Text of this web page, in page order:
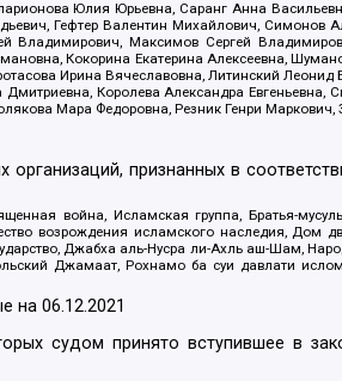
Юлия Юрьевна, Саранг Анна
Гефтер Валентин Михайлович, Симонов
Максимов Сергей
Кокорина Екатерина Алексеевна,
Ирина Вячеславовна, Литинский
Королева Александра
Мара Федоровна, Резник Генри Маркович,
признанных в
война, Исламская группа, Братья-
возрождения исламского наследия,
Джабха аль-Нусра ли-Ахль аш-Шам,
Джамаат, Рохнамо ба суи давлати
на06.12.2021
судом принято вступившее в